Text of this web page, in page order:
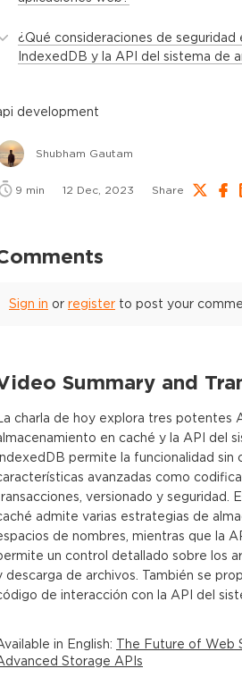
¿Qué consideraciones de seguridad
IndexedDB y la API del sistema de
development
Shubham Gautam
9 min 12 Dec, 2023 Share
Sign in or register to post your
Summary and
charla de hoy explora tres potentes
en caché y la API del
permite la funcionalidad sin
avanzadas como
versionado y seguridad.
admite varias estrategias de
de nombres, mientras que la
un control detallado sobre los
descarga de archivos. También se
de interacción con la API del
in English: The Future of Web
Storage APIs